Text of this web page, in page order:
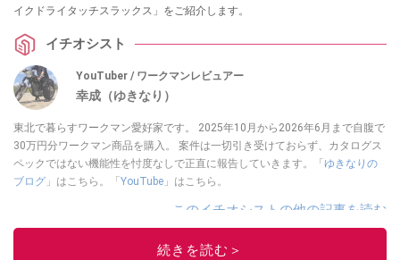
イクドライタッチスラックス」をご紹介します。
イチオシスト
YouTuber / ワークマンレビュアー
幸成（ゆきなり）
東北で暮らすワークマン愛好家です。 2025年10月から2026年6月まで自腹で
30万円分ワークマン商品を購入。 案件は一切引き受けておらず、カタログス
ペックではない機能性を忖度なしで正直に報告していきます。「ゆきなりの
ブログ 」はこちら。「YouTube 」はこちら。
このイチオシストの他の記事を読む
続きを読む＞